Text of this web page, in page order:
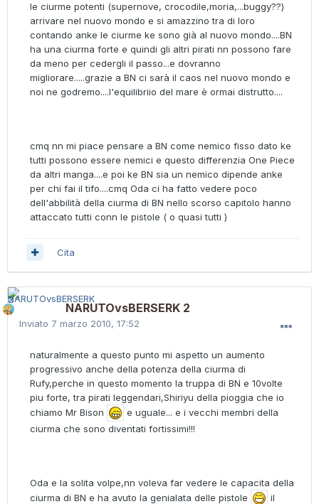
le ciurme potenti (supernove, crocodile,moria,...buggy??)
arrivare nel nuovo mondo e si amazzino tra di loro
contando anke le ciurme ke sono già al nuovo mondo....BN
ha una ciurma forte e quindi gli altri pirati nn possono fare
da meno per cedergli il passo...e dovranno
migliorare.....grazie a BN ci sarà il caos nel nuovo mondo e
noi ne godremo....l'equilibriio del mare è ormai distrutto....
cmq nn mi piace pensare a BN come nemico fisso dato ke
tutti possono essere nemici e questo differenzia One Piece
da altri manga....e poi ke BN sia un nemico dipende anke
per chi fai il tifo....cmq Oda ci ha fatto vedere poco
dell'abbilità della ciurma di BN nello scorso capitolo hanno
attaccato tutti conn le pistole ( o quasi tutti )
Cita
NARUTOvsBERSERK 2
Inviato 7 marzo 2010, 17:52
naturalmente a questo punto mi aspetto un aumento
progressivo anche della potenza della ciurma di
Rufy,perche in questo momento la truppa di BN e 10volte
piu forte, tra pirati leggendari,Shiriyu della pioggia che io
chiamo Mr Bison
e uguale... e i vecchi membri della
ciurma che sono diventati fortissimi!!!
Oda e la solita volpe,nn voleva far vedere le capacita della
ciurma di BN e ha avuto la genialata delle pistole
il